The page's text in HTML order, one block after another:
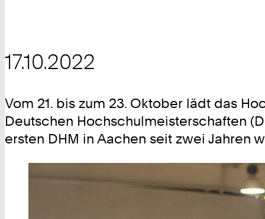
17.10.2022
Vom 21. bis zum 23. Oktober lädt das
Deutschen Hochschulmeisterschaften
ersten DHM in Aachen seit zwei Jahren